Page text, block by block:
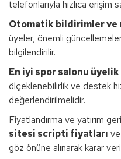
telefonlarıyla hızlıca erişim
Otomatik bildirimler ve
üyeler, önemli
bilgilendirilir.
En iyi spor salonu
ölçeklenebilirlik ve destek
değerlendirilmelidir.
Fiyatlandırma ve yatırım
sitesi scripti fiyatları
göz önüne alınarak karar